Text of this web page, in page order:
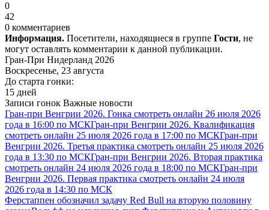
0
42
0 комментариев
Информация. Посетители, находящиеся в группе Гости, не
могут оставлять комментарии к данной публикации.
Гран-При Нидерланд 2026
Воскресенье, 23 августа
До старта гонки:
15 дней
Записи гонок Важные новости
Гран-при Венгрии 2026. Гонка смотреть онлайн 26 июля 2026
года в 16:00 по МСКГран-при Венгрии 2026. Квалификация
смотреть онлайн 25 июля 2026 года в 17:00 по МСКГран-при
Венгрии 2026. Третья практика смотреть онлайн 25 июля 2026
года в 13:30 по МСКГран-при Венгрии 2026. Вторая практика
смотреть онлайн 24 июля 2026 года в 18:00 по МСКГран-при
Венгрии 2026. Первая практика смотреть онлайн 24 июля
2026 года в 14:30 по МСК
Ферстаппен обозначил задачу Red Bull на вторую половину